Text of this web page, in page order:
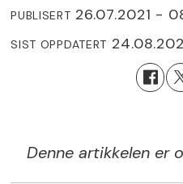
PUBLISERT 26.07.2021 -
SIST OPPDATERT
Denne artikkelen er